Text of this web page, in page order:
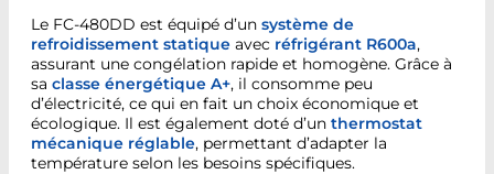
Le FC-480DD est équipé d’un système de
refroidissement statique avec réfrigérant R600a,
assurant une congélation rapide et homogène. Grâce à
sa classe énergétique A+, il consomme peu
d’électricité, ce qui en fait un choix économique et
écologique. Il est également doté d’un thermostat
mécanique réglable, permettant d’adapter la
température selon les besoins spécifiques.